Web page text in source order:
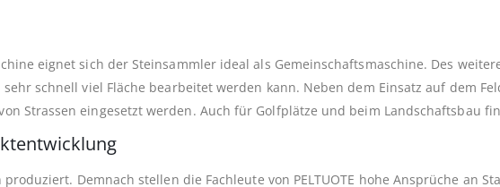
eignet sich der Steinsammler ideal als Gemeinschaftsmaschine. Des
schnell viel Fläche bearbeitet werden kann. Neben dem Einsatz auf dem
Strassen eingesetzt werden. Auch für Golfplätze und beim Landschaftsbau
Demnach stellen die Fachleute von PELTUOTE hohe Ansprüche an